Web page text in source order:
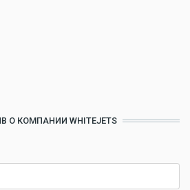
О КОМПАНИИ WHITEJETS